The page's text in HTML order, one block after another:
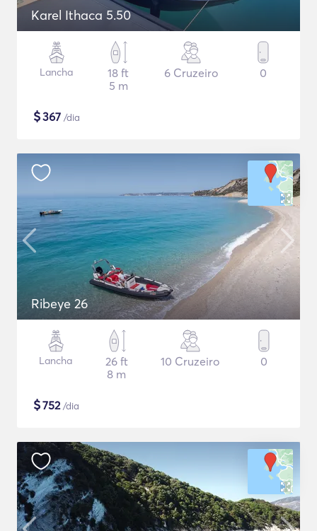
Karel Ithaca 5.50
Lancha
18 ft
5 m
6 Cruzeiro 0
$367 /dia
Ribeye 26
Lancha
26 ft
8 m
10 Cruzeiro 0
$752/dia